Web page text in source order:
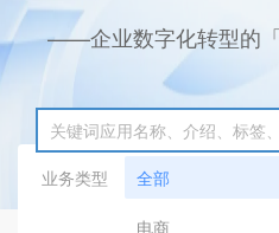
——企业数字化转型的「
业务类型
全部
电商